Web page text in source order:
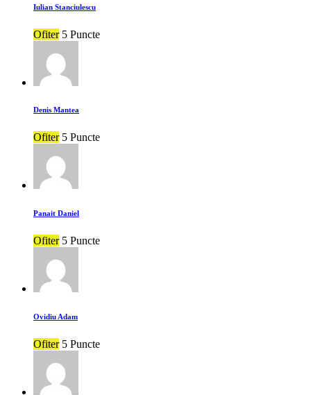
Iulian Stanciulescu
Ofiter 5 Puncte
Denis Mantea
Ofiter 5 Puncte
Panait Daniel
Ofiter 5 Puncte
Ovidiu Adam
Ofiter 5 Puncte